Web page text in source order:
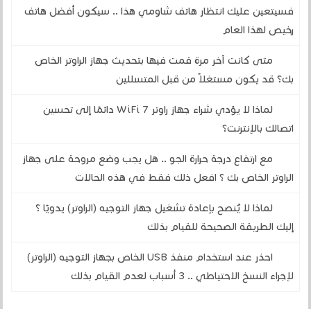
فسيتعين عليك انتظار هاتف شاومي هذا .. سيكون أفضل هاتف
رخيص لهذا العام
متى كانت آخر مرة قمت فيها بتحديث جهاز الراوتر الخاص
بك؟ قد يكون مستغلاً من قبل المتسللين
لماذا لا يؤدي شراء جهاز راوتر WiFi 7 دائمًا إلى تحسين
اتصالك بالإنترنت؟
مع ارتفاع درجة حرارة الجو .. هل يجب وضع مروحة على جهاز
الراوتر الخاص بك ؟ افعل ذلك فقط في هذه الحالات
لماذا لا يُنصح بإعادة تشغيل جهاز التوجيه (الراوتر) يدويًا ؟
إليك الطريقة الصحيحة للقيام بذلك
احذر عند استخدام منفذ USB الخاص بجهاز التوجيه (الراوتر)
لإجراء النسخ الاحتياطي .. 3 أسباب لعدم القيام بذلك